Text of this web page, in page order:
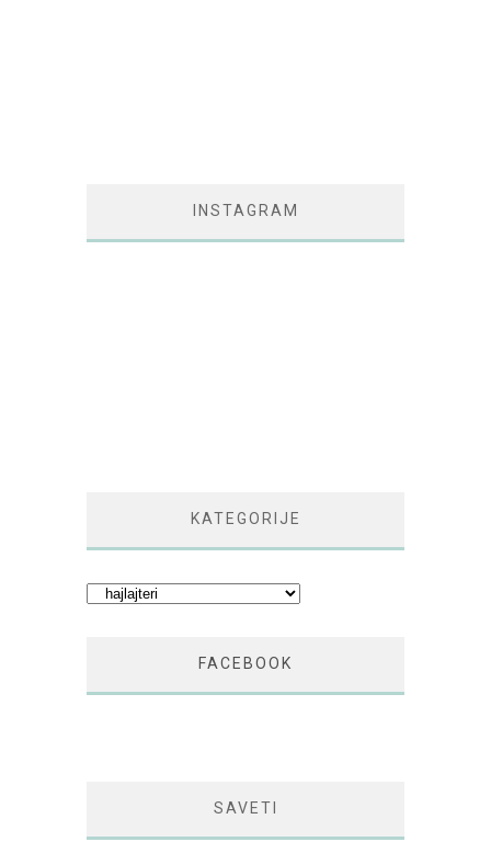
INSTAGRAM
KATEGORIJE
Kategorije
FACEBOOK
SAVETI